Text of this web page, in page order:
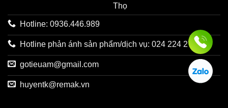
Thọ
Hotline: 0936.446.989
Hotline phản ánh sản phẩm/dịch vụ: 024 224 27731
gotieuam@gmail.com
huyentk@remak.vn